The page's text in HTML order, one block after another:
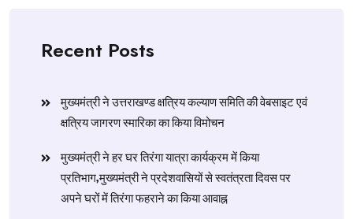
Recent Posts
मुख्यमंत्री ने उत्तराखण्ड क्षत्रिय कल्याण समिति की वेबसाइट एवं
क्षत्रिय जागरण स्मारिका का किया विमोचन
मुख्यमंत्री ने हर घर तिरंगा यात्रा कार्यक्रम में किया
प्रतिभाग,मुख्यमंत्री ने प्रदेशवासियों से स्वतंत्रता दिवस पर
अपने घरों में तिरंगा फहराने का किया आवाह्न